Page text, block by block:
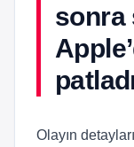
sonra
Olayın